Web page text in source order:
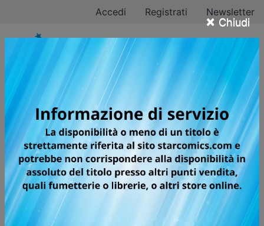
× Chiudi
Accedi Registrati Newsletter
Riichiro Inagaki
Tutti i fumetti